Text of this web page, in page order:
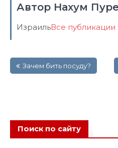
Автор Нахум
ИзраильВсе публикации
поЗачем бить посуду?
Поиск по сайту